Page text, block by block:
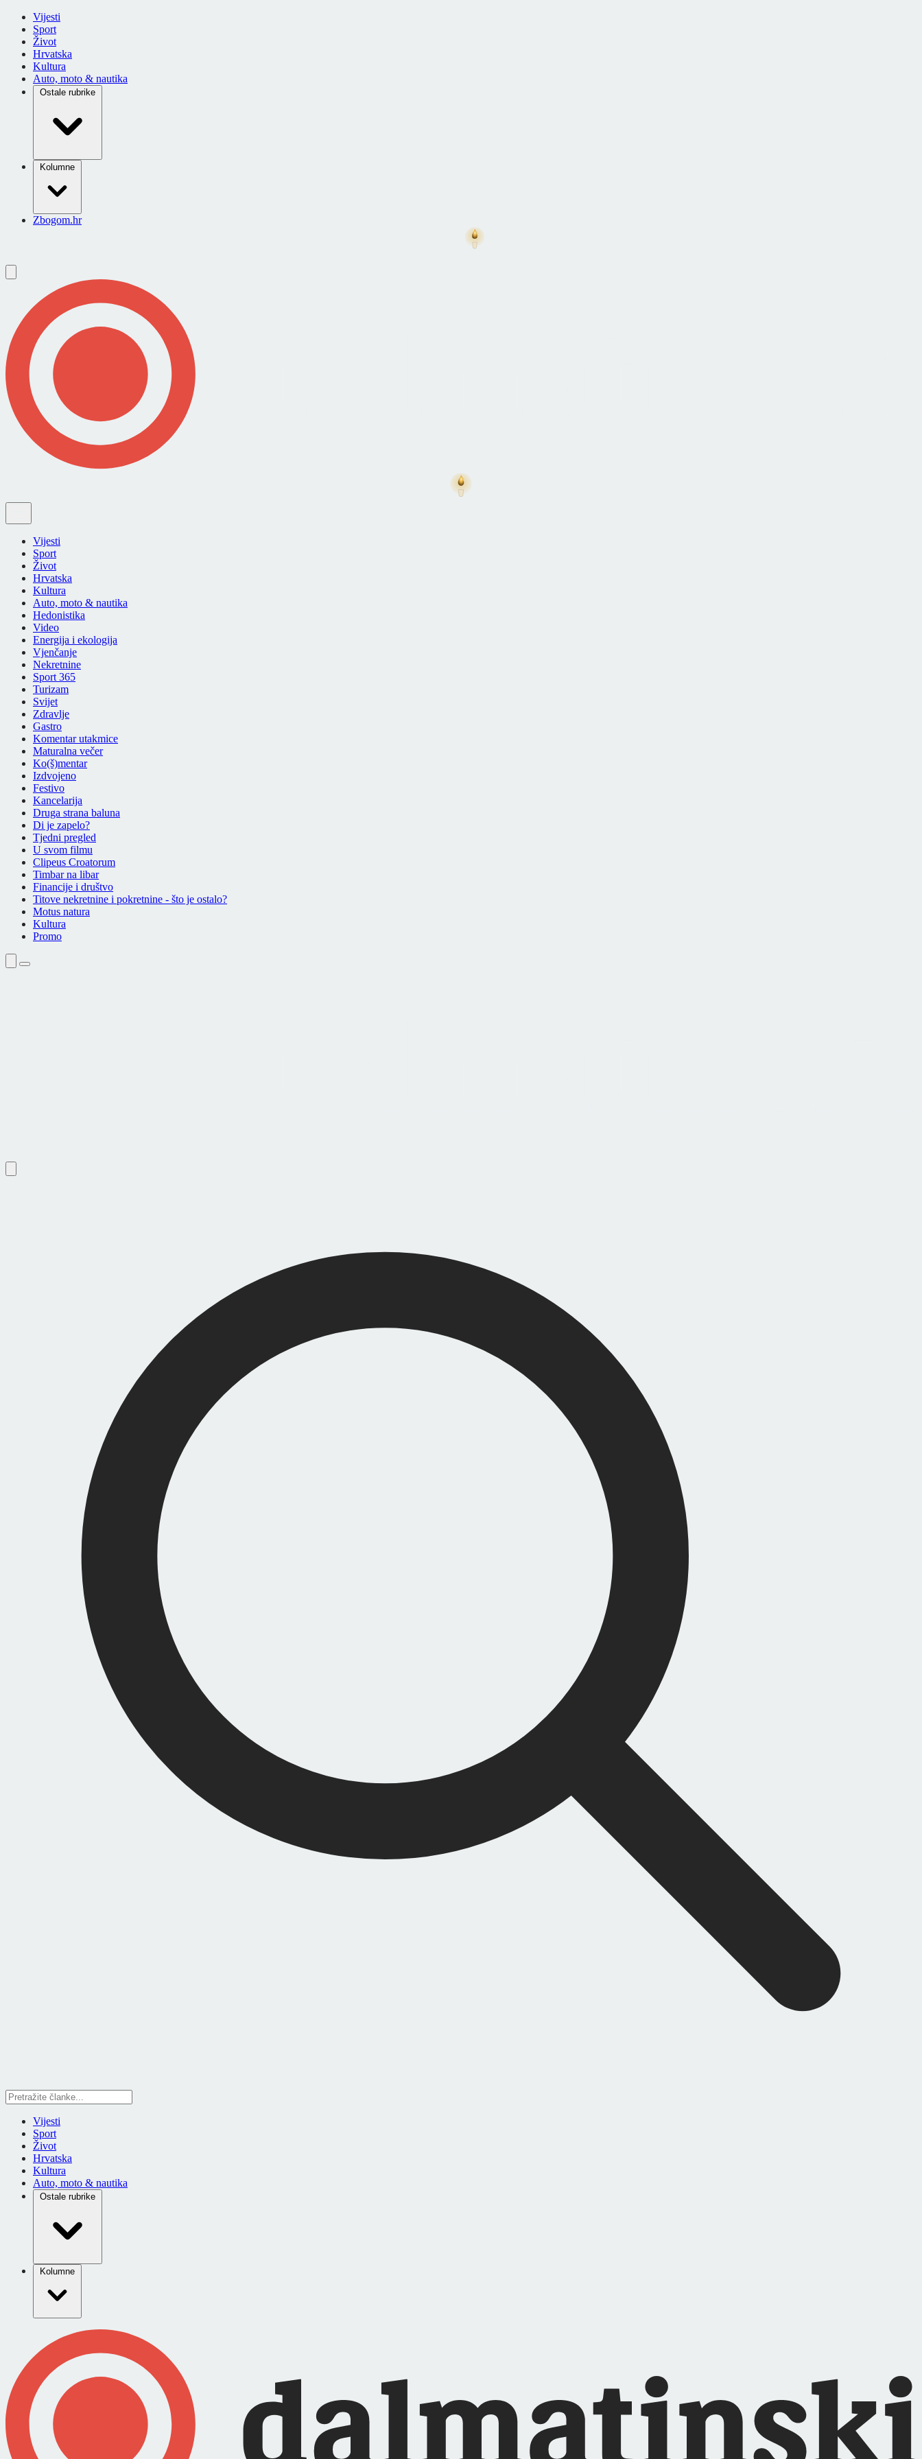
Vijesti
Sport
Život
Hrvatska
Kultura
Auto, moto & nautika
Ostale rubrike
Kolumne
Zbogom.hr
Vijesti
Sport
Život
Hrvatska
Kultura
Auto, moto & nautika
Hedonistika
Video
Energija i ekologija
Vjenčanje
Nekretnine
Sport 365
Turizam
Svijet
Zdravlje
Gastro
Komentar utakmice
Maturalna večer
Ko(š)mentar
Izdvojeno
Festivo
Kancelarija
Druga strana baluna
Di je zapelo?
Tjedni pregled
U svom filmu
Clipeus Croatorum
Timbar na libar
Financije i društvo
Titove nekretnine i pokretnine - što je ostalo?
Motus natura
Kultura
Promo
Vijesti
Sport
Život
Hrvatska
Kultura
Auto, moto & nautika
Ostale rubrike
Kolumne